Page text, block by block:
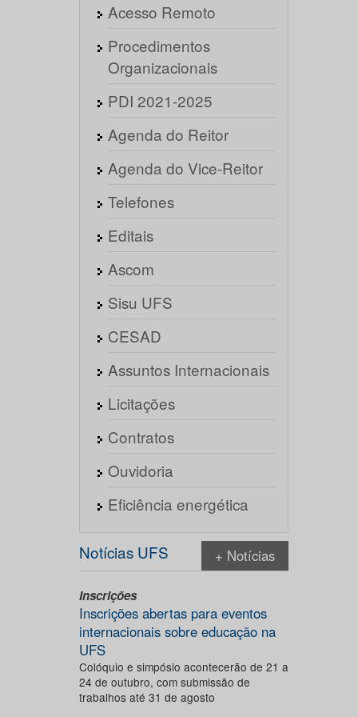
Acesso Remoto
Procedimentos
Organizacionais
PDI 2021-2025
Agenda do Reitor
Agenda do Vice-Reitor
Telefones
Editais
Ascom
Sisu UFS
CESAD
Assuntos Internacionais
Licitações
Contratos
Ouvidoria
Eficiência energética
Notícias UFS + Notícias
Inscrições
Inscrições abertas para eventos
internacionais sobre educação na
UFS
Colóquio e simpósio acontecerão de 21 a
24 de outubro, com submissão de
trabalhos até 31 de agosto